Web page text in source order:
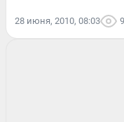
28 июня, 2010, 08:03